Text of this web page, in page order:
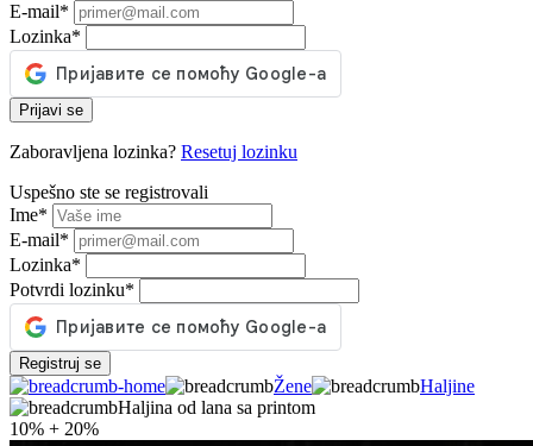
E-mail*
Lozinka*
Prijavi se
Zaboravljena lozinka? Resetuj lozinku
Uspešno ste se registrovali
Ime*
E-mail*
Lozinka*
Potvrdi lozinku*
Registruj se
Žene
Haljine
Haljina od lana sa printom
10% + 20%